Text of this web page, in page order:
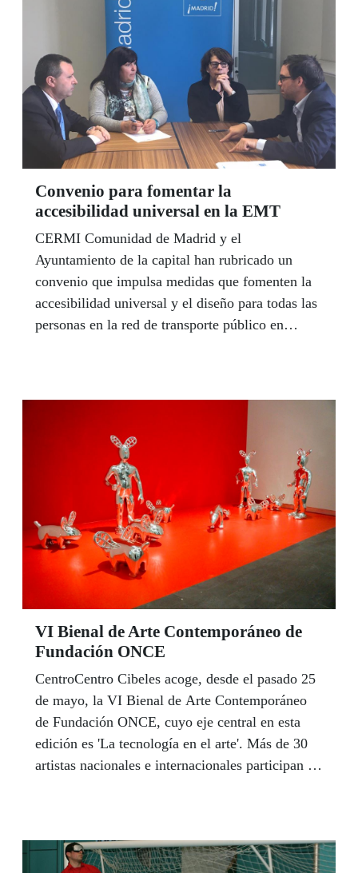
Convenio para fomentar la
accesibilidad universal en la EMT
CERMI Comunidad de Madrid y el
Ayuntamiento de la capital han rubricado un
convenio que impulsa medidas que fomenten la
accesibilidad universal y el diseño para todas las
personas en la red de transporte público en
VI Bienal de Arte Contemporáneo de
Fundación ONCE
CentroCentro Cibeles acoge, desde el pasado 25
de mayo, la VI Bienal de Arte Contemporáneo
de Fundación ONCE, cuyo eje central en esta
edición es 'La tecnología en el arte'. Más de 30
artistas nacionales e internacionales participan en